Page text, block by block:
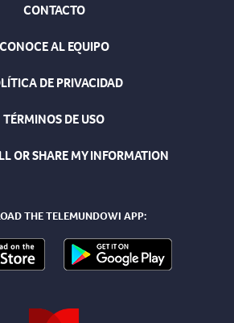
CONTACTO
CONOCE AL EQUIPO
DE PRIVACIDAD
TÉRMINOS DE USO
OR SHARE MY INFORMATION
THE TELEMUNDOWI APP: